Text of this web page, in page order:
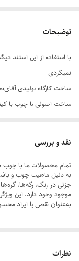
توضیحات
با استفاده از این استند
نمیگردی
ساخت کارگاه تولیدی
ساخت اصولی با چوب با
نقد و بررسی
تمام محصولات ما با چوب
به دلیل ماهیت چوب و
جزئی در رنگ، رگه‌ها،
موجود وجود دارد. این
به‌عنوان نقص یا ایراد
سفارش به‌منزله‌ی پذیرش
نظرات